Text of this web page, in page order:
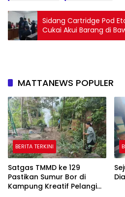
Sidang Cartridge Pod
Cukai Akui Barang di
Berpotensi Lolos
MATTANEWS POPULER
BERITA TERKINI
Satgas TMMD ke 129
Pastikan Sumur Bor di
Kampung Kreatif Pelangi